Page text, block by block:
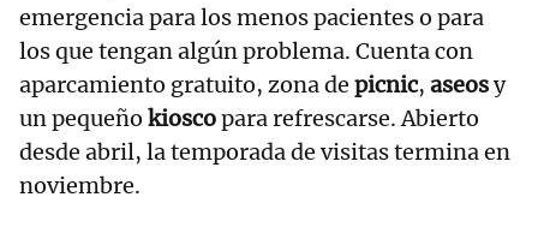
emergencia para los menos pacientes o para
los que tengan algún problema. Cuenta con
aparcamiento gratuito, zona de picnic, aseosy
un pequeño kioscopara refrescarse. Abierto
desde abril, la temporada de visitas termina en
noviembre.